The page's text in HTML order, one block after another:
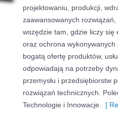
projektowaniu, produkcji,
zaawansowanych
wszędzie tam, gdzie liczy się
oraz ochrona
bogatą ofertę produktów,
odpowiadają na potrzeby
przemysłu i przedsiębiorstw
rozwiązań technicznych.
Technologie i Innowacje.
[